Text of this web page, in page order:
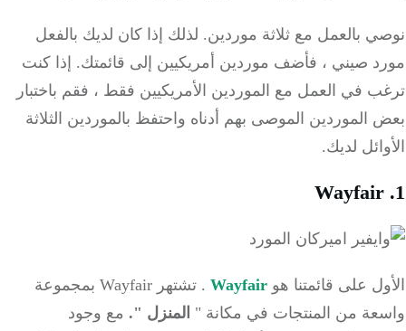
بالعمل مع ثلاثة موردين.لذلك إذا كان لديك بالفعل
صيني ، فأضف موردين أمريكيين إلى قائمتك.إذا كنت
في العمل مع الموردين الأمريكيين فقط ، فقم باختبار
الموردين الموصى بهم أدناه واحتفظ بالموردين الثلاثة
لديك.
Wayfair
على قائمتنا هو Wayfair
.
تشتهر Wayfair بمجموعة
من المنتجات فيمكانة "المنزل ". مع وجود